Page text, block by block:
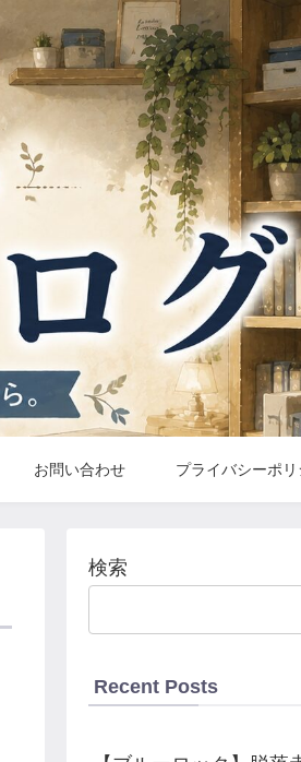
お問い合わせ
検索
Recent Posts